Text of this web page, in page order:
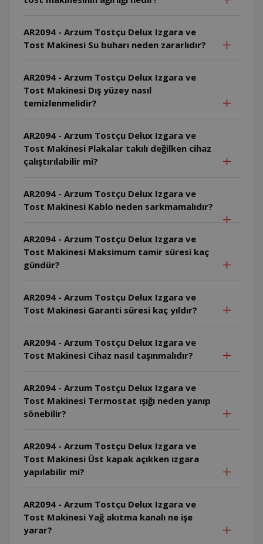
AR2094 - Arzum Tostçu Delux Izgara ve
Tost Makinesi Su buharı neden zararlıdır?
AR2094 - Arzum Tostçu Delux Izgara ve
Tost Makinesi Dış yüzey nasıl
temizlenmelidir?
AR2094 - Arzum Tostçu Delux Izgara ve
Tost Makinesi Plakalar takılı değilken cihaz
çalıştırılabilir mi?
AR2094 - Arzum Tostçu Delux Izgara ve
Tost Makinesi Kablo neden sarkmamalıdır?
AR2094 - Arzum Tostçu Delux Izgara ve
Tost Makinesi Maksimum tamir süresi kaç
gündür?
AR2094 - Arzum Tostçu Delux Izgara ve
Tost Makinesi Garanti süresi kaç yıldır?
AR2094 - Arzum Tostçu Delux Izgara ve
Tost Makinesi Cihaz nasıl taşınmalıdır?
AR2094 - Arzum Tostçu Delux Izgara ve
Tost Makinesi Termostat ışığı neden yanıp
sönebilir?
AR2094 - Arzum Tostçu Delux Izgara ve
Tost Makinesi Üst kapak açıkken ızgara
yapılabilir mi?
AR2094 - Arzum Tostçu Delux Izgara ve
Tost Makinesi Yağ akıtma kanalı ne işe
yarar?